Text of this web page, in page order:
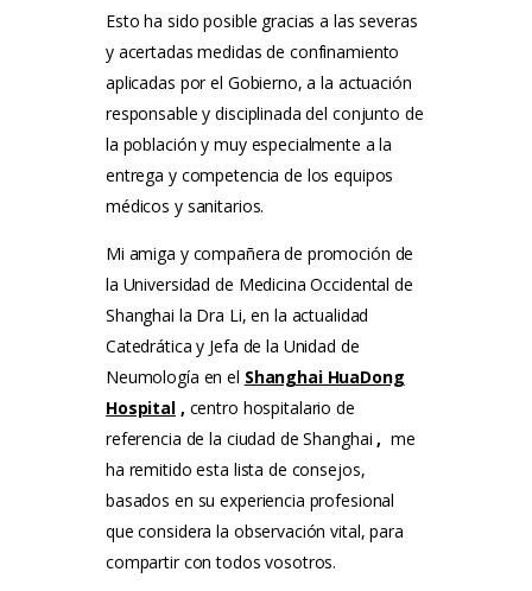
Esto ha sido posible gracias a las severas
y acertadas medidas de confinamiento
aplicadas por el Gobierno, a la actuación
responsable y disciplinada del conjunto de
la población y muy especialmente a la
entrega y competencia de los equipos
médicos y sanitarios.
Mi amiga y compañera de promoción de
la Universidad de Medicina Occidental de
Shanghai la Dra Li, en la actualidad
Catedrática y Jefa de la Unidad de
Neumología en el Shanghai HuaDong
Hospital, centro hospitalario de
referencia de la ciudad de Shanghai, me
ha remitido esta lista de consejos,
basados ​​en su experiencia profesional
que considera la observación vital, para
compartir con todos vosotros.